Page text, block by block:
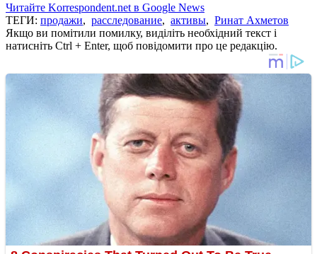
Читайте Korrespondent.net в Google News
ТЕГИ: продажи, расследование, активы, Ринат Ахметов
Якщо ви помітили помилку, виділіть необхідний текст і
натисніть Ctrl + Enter, щоб повідомити про це редакцію.